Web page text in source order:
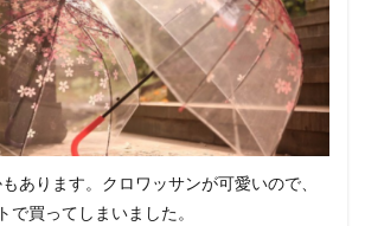
あります。クロワッサンが可愛いので、
で買ってしまいました。